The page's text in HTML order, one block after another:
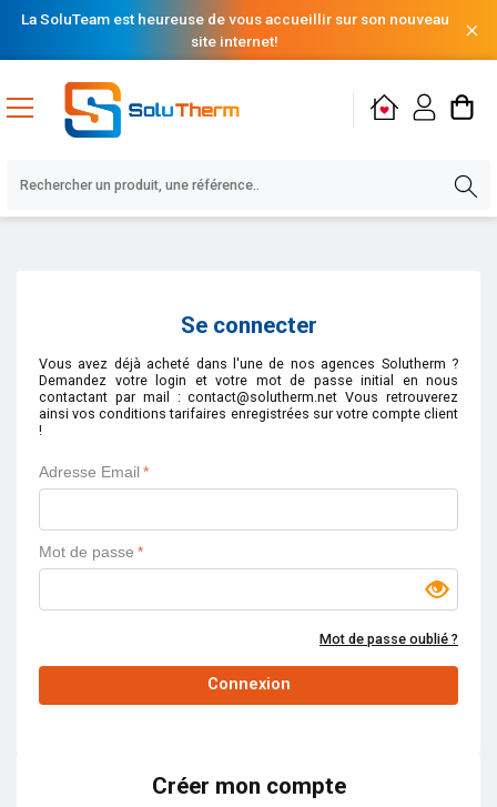
La SoluTeam est heureuse de vous accueillir sur son nouveau
site internet!
Se connecter
Vous avez déjà acheté dans l'une de nos agences Solutherm ?
Demandez votre login et votre mot de passe initial en nous
contactant par mail : contact@solutherm.net Vous retrouverez
ainsi vos conditions tarifaires enregistrées sur votre compte client
!
*
Adresse Email
*
Mot de passe
Mot de passe oublié ?
Connexion
Créer mon compte